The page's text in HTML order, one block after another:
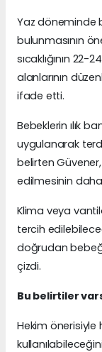
Yaz döneminde
bulunmasının
sıcaklığının
alanlarının
ifade etti.
Bebeklerin ılık
uygulanarak
belirten
edilmesinin
Klima veya
tercih
doğrudan
çizdi.
Bu belirtiler
Hekim önerisiyle